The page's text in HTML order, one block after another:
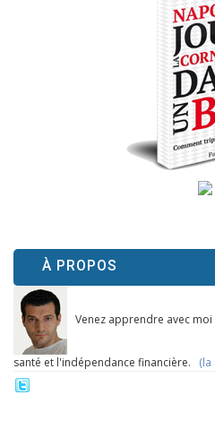
À PROPOS
Venez apprendre avec
santé et l'indépendance financière. (la